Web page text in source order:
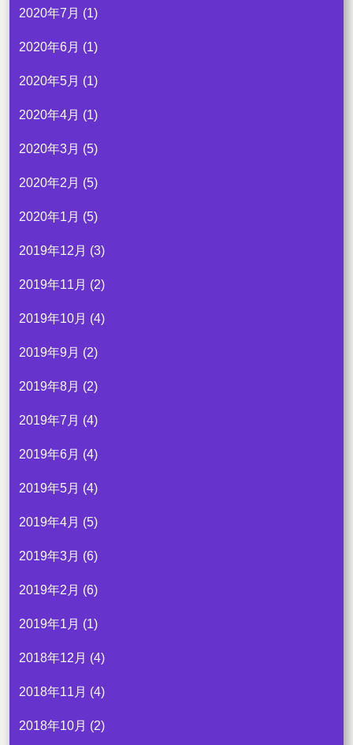
2020年7月 (1)
2020年6月 (1)
2020年5月 (1)
2020年4月 (1)
2020年3月 (5)
2020年2月 (5)
2020年1月 (5)
2019年12月 (3)
2019年11月 (2)
2019年10月 (4)
2019年9月 (2)
2019年8月 (2)
2019年7月 (4)
2019年6月 (4)
2019年5月 (4)
2019年4月 (5)
2019年3月 (6)
2019年2月 (6)
2019年1月 (1)
2018年12月 (4)
2018年11月 (4)
2018年10月 (2)